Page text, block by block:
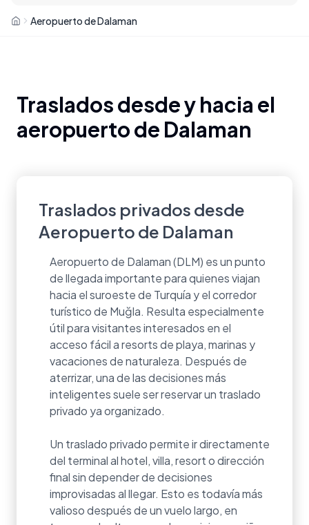
Aeropuerto de Dalaman
Traslados desde y hacia el
aeropuerto de Dalaman
Traslados privados desde
Aeropuerto de Dalaman
Aeropuerto de Dalaman (DLM) es un punto
de llegada importante para quienes viajan
hacia el suroeste de Turquía y el corredor
turístico de Muğla. Resulta especialmente
útil para visitantes interesados en el
acceso fácil a resorts de playa, marinas y
vacaciones de naturaleza. Después de
aterrizar, una de las decisiones más
inteligentes suele ser reservar un traslado
privado ya organizado.
Un traslado privado permite ir directamente
del terminal al hotel, villa, resort o dirección
final sin depender de decisiones
improvisadas al llegar. Esto es todavía más
valioso después de un vuelo largo, en